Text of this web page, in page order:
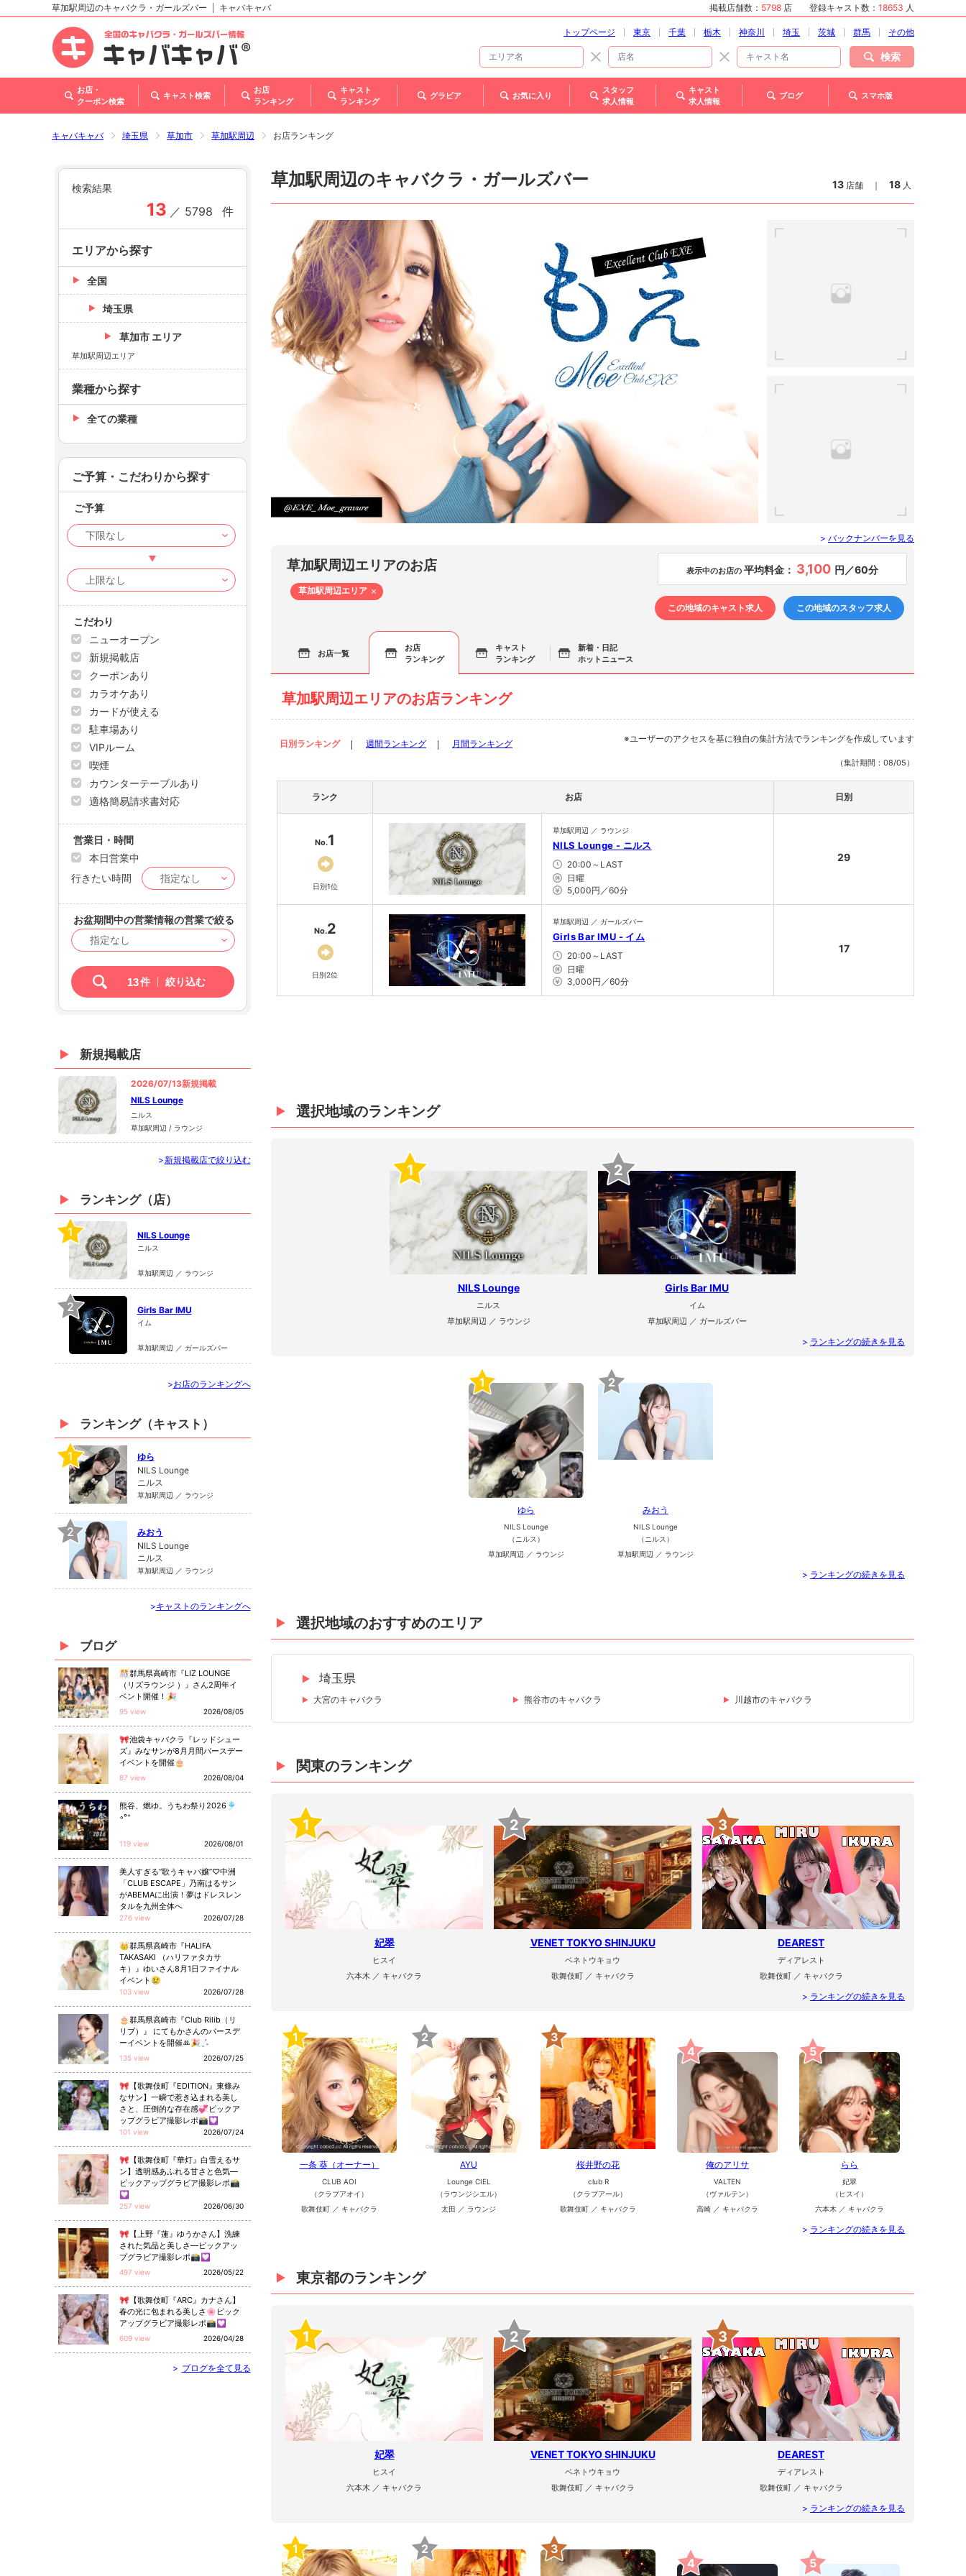
北海道
東北
甲信越・北陸
関西
草加駅周辺のキャバクラ・ガールズバー キャバキャバ 掲載店舗数： 5798 店 登録キャスト数： 18653 人
トップページ 東京 千葉 栃木 神奈川 埼玉 茨城 群馬 その他
検索
お店・
クーポン検索
キャスト検索
お店
ランキング
キャスト
ランキング
グラビア お気に入り
スタッフ
求人情報
キャスト
求人情報
ブログ スマホ版
キャバキャバ 埼玉県 草加市 草加駅周辺 お店ランキング
草加駅周辺のキャバクラ・ガールズバー 13 店舗 ｜ 18 人
> バックナンバーを見る
草加駅周辺エリアのお店 表示中のお店の 平均料金： 3,100 円／60分
草加駅周辺エリア
この地域のキャスト求人
この地域のスタッフ求人
お店一覧
お店
ランキング
キャスト
ランキング
新着・日記
ホットニュース
草加駅周辺エリアのお店ランキング
日別ランキング 週間ランキング 月間ランキング ※ユーザーのアクセスを基に独自の集計方法でランキングを作成しています
（集計期間：08/05）
ランク お店 日別
No.1
日別1位
草加駅周辺 ／ ラウンジ
NILS Lounge - ニルス
20:00～LAST
日曜
5,000円／60分
29
No.2
日別2位
草加駅周辺 ／ ガールズバー
Girls Bar IMU - イム
20:00～LAST
日曜
3,000円／60分
17
選択地域のランキング
1
NILS Lounge
ニルス
草加駅周辺 ／ ラウンジ
2
Girls Bar IMU
イム
草加駅周辺 ／ ガールズバー
> ランキングの続きを見る
1
ゆら
NILS Lounge
（ニルス）
草加駅周辺 ／ ラウンジ
2
みおう
NILS Lounge
（ニルス）
草加駅周辺 ／ ラウンジ
> ランキングの続きを見る
選択地域のおすすめのエリア
埼玉県
大宮のキャバクラ 熊谷市のキャバクラ 川越市のキャバクラ
関東のランキング
1
妃翠
ヒスイ
六本木 ／ キャバクラ
2
VENET TOKYO SHINJUKU
ベネトウキョウ
歌舞伎町 ／ キャバクラ
3
DEAREST
ディアレスト
歌舞伎町 ／ キャバクラ
> ランキングの続きを見る
1
一条 葵（オーナー）
CLUB AOI
（クラブアオイ）
歌舞伎町 ／ キャバクラ
2
AYU
Lounge CIEL
（ラウンジシエル）
太田 ／ ラウンジ
3
桜井野の花
club R
（クラブアール）
歌舞伎町 ／ キャバクラ
4
俺のアリサ
VALTEN
（ヴァルテン）
高崎 ／ キャバクラ
5
らら
妃翠
（ヒスイ）
六本木 ／ キャバクラ
> ランキングの続きを見る
東京都のランキング
1
妃翠
ヒスイ
六本木 ／ キャバクラ
2
VENET TOKYO SHINJUKU
ベネトウキョウ
歌舞伎町 ／ キャバクラ
3
DEAREST
ディアレスト
歌舞伎町 ／ キャバクラ
> ランキングの続きを見る
1 2
3
4
5
検索結果
13 ／ 5798 件
エリアから探す
全国
埼玉県
草加市 エリア
草加駅周辺エリア
業種から探す
全ての業種
ご予算・こだわりから探す
ご予算
こだわり
ニューオープン
新規掲載店
クーポンあり
カラオケあり
カードが使える
駐車場あり
VIPルーム
喫煙
カウンターテーブルあり
適格簡易請求書対応
営業日・時間
本日営業中
行きたい時間
お盆期間中の営業情報の営業で絞る
13件 絞り込む
新規掲載店
2026/07/13新規掲載
NILS Lounge
ニルス
草加駅周辺 / ラウンジ
>新規掲載店で絞り込む
ランキング（店）
1 NILS Lounge
ニルス
草加駅周辺 ／ ラウンジ
2 Girls Bar IMU
イム
草加駅周辺 ／ ガールズバー
>お店のランキングへ
ランキング（キャスト）
1
ゆら
NILS Lounge
ニルス
草加駅周辺 ／ ラウンジ
2
みおう
NILS Lounge
ニルス
草加駅周辺 ／ ラウンジ
>キャストのランキングへ
ブログ
🎊群馬県高崎市『LIZ LOUNGE
（リズラウンジ ）』さん2周年イ
ベント開催！🎉
95 view 2026/08/05
🎀池袋キャバクラ『レッドシュー
ズ』みなサンが8月月間バースデー
イベントを開催🎂
87 view 2026/08/04
熊谷、燃ゆ。うちわ祭り2026🎐
◦°⁺
119 view 2026/08/01
美人すぎる“歌うキャバ嬢”♡中洲
「CLUB ESCAPE」乃南はるサン
がABEMAに出演！夢はドレスレン
タルを九州全体へ
276 view 2026/07/28
👑群馬県高崎市『HALIFA
TAKASAKI （ハリファタカサ
キ）』ゆいさん8月1日ファイナル
イベント😢
103 view 2026/07/28
🎂群馬県高崎市『Club Rilib（リ
リブ）』 にてもかさんのバースデ
ーイベントを開催ꔛ🎉ˎˊ˗
135 view 2026/07/25
🎀【歌舞伎町『EDITION』東條み
なサン】一瞬で惹き込まれる美し
さと、圧倒的な存在感💞ピックア
ップグラビア撮影レポ📸💟
101 view 2026/07/24
🎀【歌舞伎町『華灯』白雪えるサ
ン】透明感あふれる甘さと色気—
ピックアップグラビア撮影レポ📸
💟
257 view 2026/06/30
🎀【上野『蓮』ゆうかさん】洗練
された気品と美しさ—ピックアッ
プグラビア撮影レポ📸💟
497 view 2026/05/22
🎀【歌舞伎町『ARC』カナさん】
春の光に包まれる美しさ🌸ピック
アップグラビア撮影レポ📸💟
609 view 2026/04/28
> ブログを全て見る